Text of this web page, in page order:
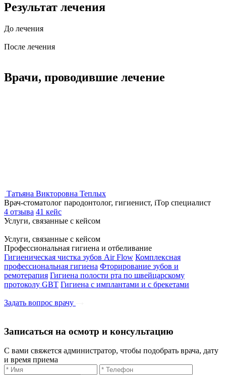
Результат лечения
До лечения
После лечения
Врачи, проводившие лечение
Татьяна Викторовна Теплых
Врач-стоматолог пародонтолог, гигиенист, iTop специалист
4 отзыва 41 кейс
Услуги, связанные с кейсом
Услуги, связанные с кейсом
Профессиональная гигиена и отбеливание
Гигиеническая чистка зубов Air Flow Комплексная
профессиональная гигиена Фторирование зубов и
ремотерапия Гигиена полости рта по швейцарскому
протоколу GBT Гигиена с имплантами и с брекетами
Задать вопрос врачу
Записаться на осмотр и консультацию​
С вами свяжется администратор, чтобы подобрать врача, дату
и время приема​